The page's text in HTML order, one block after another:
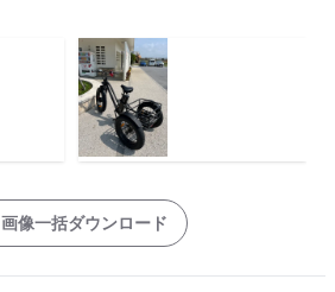
画像一括ダウンロード